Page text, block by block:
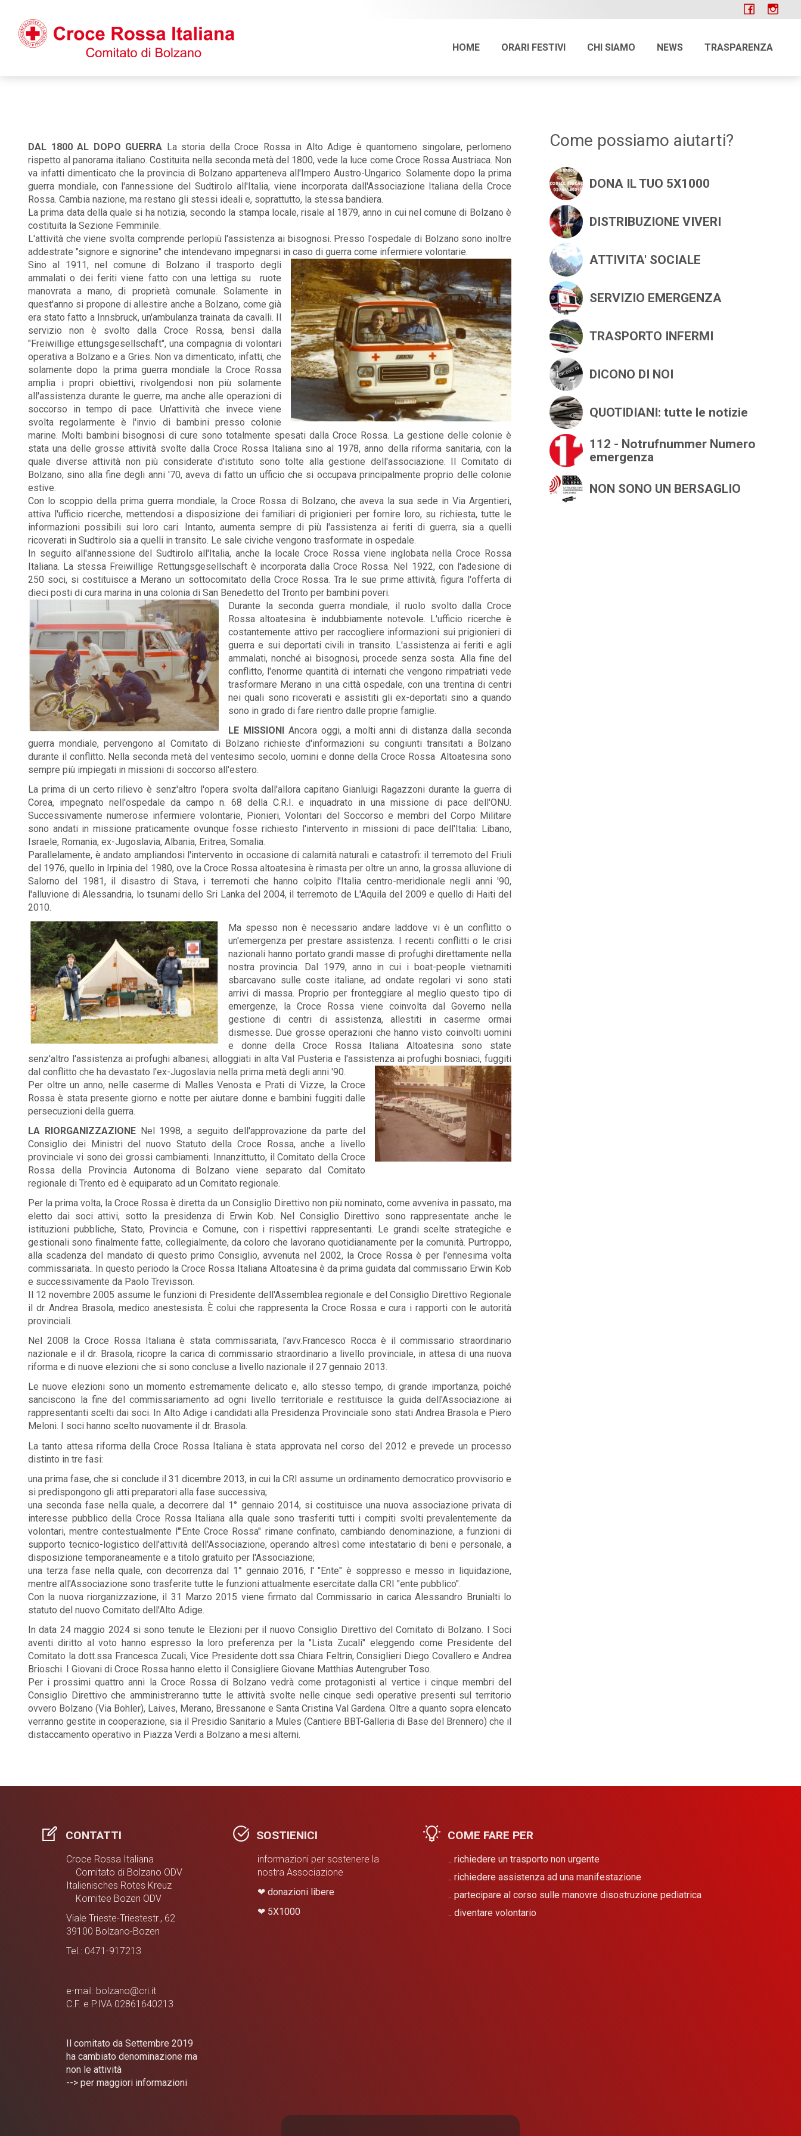
HOME ORARI FESTIVI CHI SIAMO NEWS TRASPARENZA
DAL 1800 AL DOPO GUERRA La storia della Croce Rossa in Alto Adige è quantomeno singolare, perlomeno
rispetto al panorama italiano. Costituita nella seconda metà del 1800, vede la luce come Croce Rossa Austriaca. Non
va infatti dimenticato che la provincia di Bolzano apparteneva all'Impero Austro-Ungarico. Solamente dopo la prima
guerra mondiale, con l'annessione del Sudtirolo all'Italia, viene incorporata dall'Associazione Italiana della Croce
Rossa. Cambia nazione, ma restano gli stessi ideali e, soprattutto, la stessa bandiera.
La prima data della quale si ha notizia, secondo la stampa locale, risale al 1879, anno in cui nel comune di Bolzano è
costituita la Sezione Femminile.
L'attività che viene svolta comprende perlopiù l'assistenza ai bisognosi. Presso l'ospedale di Bolzano sono inoltre
addestrate "signore e signorine" che intendevano impegnarsi in caso di guerra come infermiere volontarie.
Sino al 1911, nel comune di Bolzano il trasporto degli
ammalati o dei feriti viene fatto con una lettiga su ruote
manovrata a mano, di proprietà comunale. Solamente in
quest'anno si propone di allestire anche a Bolzano, come già
era stato fatto a Innsbruck, un'ambulanza trainata da cavalli. Il
servizio non è svolto dalla Croce Rossa, bensì dalla
"Freiwillige ettungsgesellschaft", una compagnia di volontari
operativa a Bolzano e a Gries. Non va dimenticato, infatti, che
solamente dopo la prima guerra mondiale la Croce Rossa
amplia i propri obiettivi, rivolgendosi non più solamente
all'assistenza durante le guerre, ma anche alle operazioni di
soccorso in tempo di pace. Un'attività che invece viene
svolta regolarmente è l'invio di bambini presso colonie
marine. Molti bambini bisognosi di cure sono totalmente spesati dalla Croce Rossa. La gestione delle colonie è
stata una delle grosse attività svolte dalla Croce Rossa Italiana sino al 1978, anno della riforma sanitaria, con la
quale diverse attività non più considerate d'istituto sono tolte alla gestione dell'associazione. Il Comitato di
Bolzano, sino alla fine degli anni '70, aveva di fatto un ufficio che si occupava principalmente proprio delle colonie
estive.
Con lo scoppio della prima guerra mondiale, la Croce Rossa di Bolzano, che aveva la sua sede in Via Argentieri,
attiva l'ufficio ricerche, mettendosi a disposizione dei familiari di prigionieri per fornire loro, su richiesta, tutte le
informazioni possibili sui loro cari. Intanto, aumenta sempre di più l'assistenza ai feriti di guerra, sia a quelli
ricoverati in Sudtirolo sia a quelli in transito. Le sale civiche vengono trasformate in ospedale.
In seguito all'annessione del Sudtirolo all'Italia, anche la locale Croce Rossa viene inglobata nella Croce Rossa
Italiana. La stessa Freiwillige Rettungsgesellschaft è incorporata dalla Croce Rossa. Nel 1922, con l'adesione di
250 soci, si costituisce a Merano un sottocomitato della Croce Rossa. Tra le sue prime attività, figura l'offerta di
dieci posti di cura marina in una colonia di San Benedetto del Tronto per bambini poveri.
Durante la seconda guerra mondiale, il ruolo svolto dalla Croce
Rossa altoatesina è indubbiamente notevole. L'ufficio ricerche è
costantemente attivo per raccogliere informazioni sui prigionieri di
guerra e sui deportati civili in transito. L'assistenza ai feriti e agli
ammalati, nonché ai bisognosi, procede senza sosta. Alla fine del
conflitto, l'enorme quantità di internati che vengono rimpatriati vede
trasformare Merano in una città ospedale, con una trentina di centri
nei quali sono ricoverati e assistiti gli ex-deportati sino a quando
sono in grado di fare rientro dalle proprie famiglie.
LE MISSIONI
Ancora oggi, a molti anni di distanza dalla seconda
guerra mondiale, pervengono al Comitato di Bolzano richieste d'informazioni su congiunti transitati a Bolzano
durante il conflitto. Nella seconda metà del ventesimo secolo, uomini e donne della Croce Rossa Altoatesina sono
sempre più impiegati in missioni di soccorso all'estero.
La prima di un certo rilievo è senz'altro l'opera svolta dall'allora capitano Gianluigi Ragazzoni durante la guerra di
Corea, impegnato nell'ospedale da campo n. 68 della C.R.I. e inquadrato in una missione di pace dell'ONU.
Successivamente numerose infermiere volontarie, Pionieri, Volontari del Soccorso e membri del Corpo Militare
sono andati in missione praticamente ovunque fosse richiesto l'intervento in missioni di pace dell'Italia: Libano,
Israele, Romania, ex-Jugoslavia, Albania, Eritrea, Somalia.
Parallelamente, è andato ampliandosi l'intervento in occasione di calamità naturali e catastrofi: il terremoto del Friuli
del 1976, quello in Irpinia del 1980, ove la Croce Rossa altoatesina è rimasta per oltre un anno, la grossa alluvione di
Salorno del 1981, il disastro di Stava, i terremoti che hanno colpito l'Italia centro-meridionale negli anni '90,
l'alluvione di Alessandria, lo tsunami dello Sri Lanka del 2004, il terremoto de L'Aquila del 2009 e quello di Haiti del
2010.
Ma spesso non è necessario andare laddove vi è un conflitto o
un'emergenza per prestare assistenza. I recenti conflitti o le crisi
nazionali hanno portato grandi masse di profughi direttamente nella
nostra provincia. Dal 1979, anno in cui i boat-people vietnamiti
sbarcavano sulle coste italiane, ad ondate regolari vi sono stati
arrivi di massa. Proprio per fronteggiare al meglio questo tipo di
emergenze, la Croce Rossa viene coinvolta dal Governo nella
gestione di centri di assistenza, allestiti in caserme ormai
dismesse. Due grosse operazioni che hanno visto coinvolti uomini
e donne della Croce Rossa Italiana Altoatesina sono state
senz'altro l'assistenza ai profughi albanesi, alloggiati in alta Val Pusteria e l'assistenza ai profughi bosniaci, fuggiti
dal conflitto che ha devastato l'ex-Jugoslavia nella prima metà degli anni '90.
Per oltre un anno, nelle caserme di Malles Venosta e Prati di Vizze, la Croce
Rossa è stata presente giorno e notte per aiutare donne e bambini fuggiti dalle
persecuzioni della guerra.
LA RIORGANIZZAZIONENel 1998, a seguito dell'approvazione da parte del
Consiglio dei Ministri del nuovo Statuto della Croce Rossa, anche a livello
provinciale vi sono dei grossi cambiamenti. Innanzittutto, il Comitato della Croce
Rossa della Provincia Autonoma di Bolzano viene separato dal Comitato
regionale di Trento ed è equiparato ad un Comitato regionale.
Per la prima volta, la Croce Rossa è diretta da un Consiglio Direttivo non più nominato, come avveniva in passato, ma
eletto dai soci attivi, sotto la presidenza di Erwin Kob. Nel Consiglio Direttivo sono rappresentate anche le
istituzioni pubbliche, Stato, Provincia e Comune, con i rispettivi rappresentanti. Le grandi scelte strategiche e
gestionali sono finalmente fatte, collegialmente, da coloro che lavorano quotidianamente per la comunità. Purtroppo,
alla scadenza del mandato di questo primo Consiglio, avvenuta nel 2002, la Croce Rossa è per l'ennesima volta
commissariata.. In questo periodo la Croce Rossa Italiana Altoatesina è da prima guidata dal commissario Erwin Kob
e successivamente da Paolo Trevisson.
Il 12 novembre 2005 assume le funzioni di Presidente dell'Assemblea regionale e del Consiglio Direttivo Regionale
il dr. Andrea Brasola, medico anestesista. È colui che rappresenta la Croce Rossa e cura i rapporti con le autorità
provinciali.
Nel 2008 la Croce Rossa Italiana è stata commissariata, l'avv.Francesco Rocca è il commissario straordinario
nazionale e il dr. Brasola, ricopre la carica di commissario straordinario a livello provinciale, in attesa di una nuova
riforma e di nuove elezioni che si sono concluse a livello nazionale il 27 gennaio 2013.
Le nuove elezioni sono un momento estremamente delicato e, allo stesso tempo, di grande importanza, poiché
sanciscono la fine del commissariamento ad ogni livello territoriale e restituisce la guida dell'Associazione ai
rappresentanti scelti dai soci. In Alto Adige i candidati alla Presidenza Provinciale sono stati Andrea Brasola e Piero
Meloni. I soci hanno scelto nuovamente il dr. Brasola.
La tanto attesa riforma della Croce Rossa Italiana è stata approvata nel corso del 2012 e prevede un processo
distinto in tre fasi:
una prima fase, che si conclude il 31 dicembre 2013, in cui la CRI assume un ordinamento democratico provvisorio e
si predispongono gli atti preparatori alla fase successiva;
una seconda fase nella quale, a decorrere dal 1° gennaio 2014, si costituisce una nuova associazione privata di
interesse pubblico della Croce Rossa Italiana alla quale sono trasferiti tutti i compiti svolti prevalentemente da
volontari, mentre contestualmente l'"Ente Croce Rossa" rimane confinato, cambiando denominazione, a funzioni di
supporto tecnico-logistico dell'attività dell'Associazione, operando altresì come intestatario di beni e personale, a
disposizione temporaneamente e a titolo gratuito per l'Associazione;
una terza fase nella quale, con decorrenza dal 1° gennaio 2016, l' "Ente" è soppresso e messo in liquidazione,
mentre all'Associazione sono trasferite tutte le funzioni attualmente esercitate dalla CRI "ente pubblico".
Con la nuova riorganizzazione, il 31 Marzo 2015 viene firmato dal Commissario in carica Alessandro Brunialti lo
statuto del nuovo Comitato dell'Alto Adige.
In data 24 maggio 2024 si sono tenute le Elezioni per il nuovo Consiglio Direttivo del Comitato di Bolzano. I Soci
aventi diritto al voto hanno espresso la loro preferenza per la "Lista Zucali" eleggendo come Presidente del
Comitato la dott.ssa Francesca Zucali, Vice Presidente dott.ssa Chiara Feltrin, Consiglieri Diego Covallero e Andrea
Brioschi. I Giovani di Croce Rossa hanno eletto il Consigliere Giovane Matthias Autengruber Toso.
Per i prossimi quattro anni la Croce Rossa di Bolzano vedrà come protagonisti al vertice i cinque membri del
Consiglio Direttivo che amministreranno tutte le attività svolte nelle cinque sedi operative presenti sul territorio
ovvero Bolzano (Via Bohler), Laives, Merano, Bressanone e Santa Cristina Val Gardena. Oltre a quanto sopra elencato
verranno gestite in cooperazione, sia il Presidio Sanitario a Mules (Cantiere BBT-Galleria di Base del Brennero) che il
distaccamento operativo in Piazza Verdi a Bolzano a mesi alterni.
Come possiamo aiutarti?
+ DONA IL TUO 5X1000
+ DISTRIBUZIONE VIVERI
+ ATTIVITA' SOCIALE
+ SERVIZIO EMERGENZA
+ TRASPORTO INFERMI
+ DICONO DI NOI
+ QUOTIDIANI: tutte le notizie
+
112 - Notrufnummer Numero
emergenza
+ NON SONO UN BERSAGLIO
CONTATTI
Croce Rossa Italiana
Comitato di Bolzano ODV
Italienisches Rotes Kreuz
Komitee Bozen ODV
Viale Trieste-Triestestr., 62
39100 Bolzano-Bozen
Tel.: 0471-917213
e-mail: bolzano@cri.it
C.F. e P.IVA 02861640213
Il comitato da Settembre 2019
ha cambiato denominazione ma
non le attività
--> per maggiori informazioni
SOSTIENICI
informazioni per sostenere la
nostra Associazione
❤ donazioni libere
❤ ​5X1000
COME FARE PER
.. richiedere un trasporto non urgente
.. richiedere assistenza ad una manifestazione
.. partecipare al corso sulle manovre disostruzione pediatrica
.. diventare volontario